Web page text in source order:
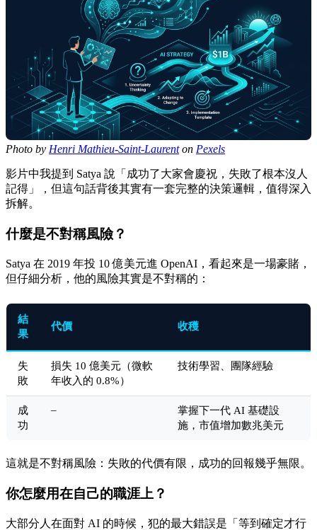
Photo by Henri Mathieu-Saint-Laurenton Pexels
影片中我提到 Satya 說「成功了大家會慶祝，失敗了根本沒人
記得」，但這句話背後其實有一套完整的決策邏輯，值得深入
拆解。
什麼是不對稱風險？
Satya 在 2019 年投 10 億美元進 OpenAI，看起來是一場豪賭，
但仔細分析，他的風險其實是不對稱的：
結
果
代價 收穫
失
敗
損失 10 億美元（微軟
年收入的 0.8%）
技術學習、團隊經驗
成
功
–
掌握下一代 AI 基礎設
施，市值增加數兆美元
這就是不對稱風險：失敗的代價有限，成功的回報幾乎無限。
你怎麼用在自己的職涯上？
大部分人在面對 AI 的時候，犯的最大錯誤是「等到確定才行